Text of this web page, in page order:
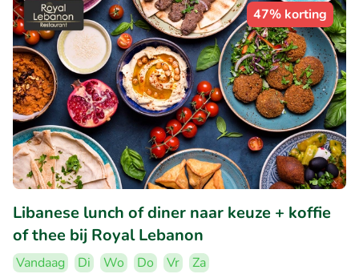
47% korting
Libanese lunch of diner naar keuze + koffie
of thee bij Royal Lebanon
Vandaag Di Wo Do Vr
Za